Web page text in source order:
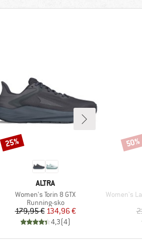
MÆRKE
ALTRA
Artikel
Women's Torin 8 GTX
Produktgruppe
Running-sko
Pris
179,95 €Nedsat pris
134,96 €
4,3(4)
Rabat
25%
Artikel
Women's
Rabat
50%